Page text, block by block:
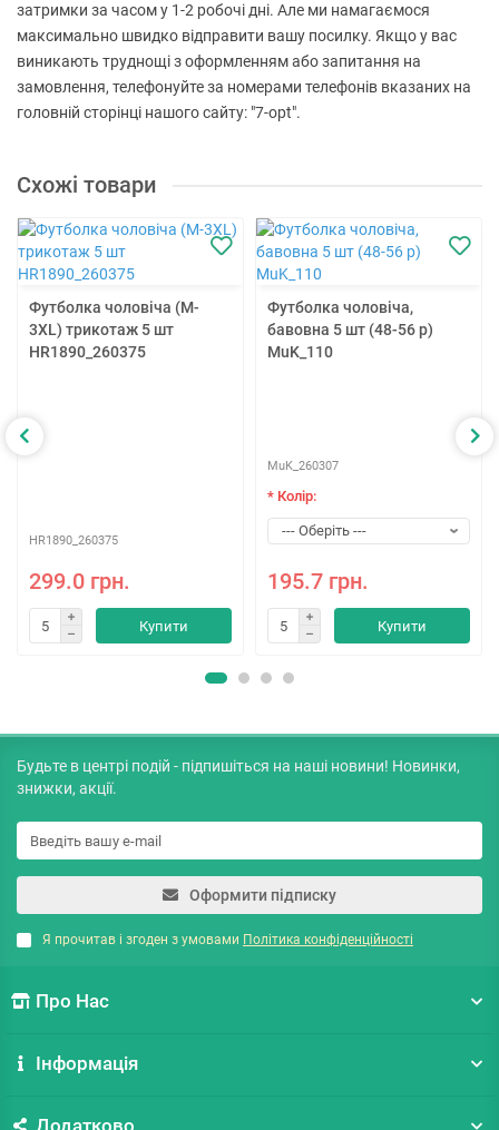
затримки за часом у 1-2 робочі дні. Але ми намагаємося
максимально швидко відправити вашу посилку. Якщо у вас
виникають труднощі з оформленням або запитання на
замовлення, телефонуйте за номерами телефонів вказаних на
головній сторінці нашого сайту: "7-opt".
Схожі товари
Футболка чоловіча (M-
3XL) трикотаж 5 шт
HR1890_260375
HR1890_260375
299.0 грн.
Купити
Футболка чоловіча,
бавовна 5 шт (48-56 р)
MuK_110
MuK_260307
* Колір:
195.7 грн.
Купити
Будьте в центрі подій - підпишіться на наші новини! Новинки,
знижки, акції.
Оформити підписку
Я прочитав і згоден з умовами Політика конфіденційності
Про Нас
Інформація